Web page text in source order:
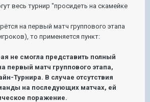
весь турнир "просидеть на скамейке
на первый матч группового этапа
то применяется пункт:
не смогла представить полный
первый матч группового этапа,
Турнира. В случае отсутствия
на последующих матчах, ей
поражение.